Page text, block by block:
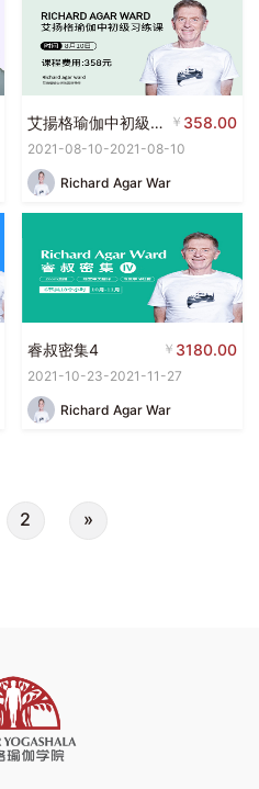
艾揚格瑜伽中初級習練課 ￥ 358.00
2021-08-10-2021-08-10
Richard Agar War
睿叔密集4 ￥ 3180.00
2021-10-23-2021-11-27
Richard Agar War
2 »